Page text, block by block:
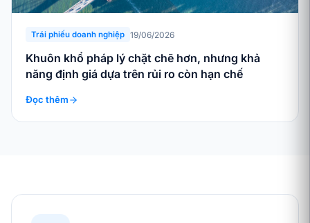
Trái phiếu doanh nghiệp 19/06/2026
Khuôn khổ pháp lý chặt chẽ hơn, nhưng khả
năng định giá dựa trên rủi ro còn hạn chế
Đọc thêm